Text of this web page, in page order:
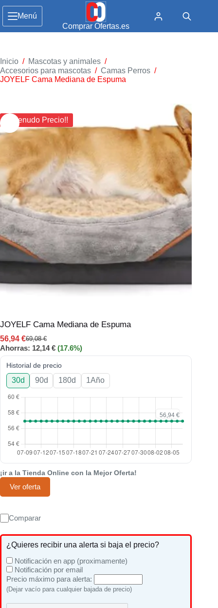
Menú
Comprar Ofertas.es
Inicio / Mascotas y animales /
Accesorios para mascotas / Camas Perros /
JOYELF Cama Mediana de Espuma
¡¡ Menudo Precio!!
JOYELF Cama Mediana de Espuma
69,08€
56,94 €
Ahorras: 12,14€ (17.6%)
Historial de precio
30d 90d 180d 1Año
¡ir a la Tienda Online con la Mejor Oferta!
Ver oferta
Comparar
¿Quieres recibir una alerta si baja el precio?
Notificación en app (proximamente)
Notificación por email
Precio máximo para alerta:
(Dejar vacío para cualquier bajada de precio)